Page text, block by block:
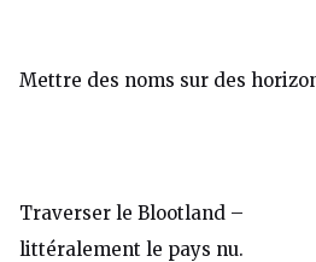
Mettre des noms sur des
Traverser le Blootland –
littéralement le pays nu.